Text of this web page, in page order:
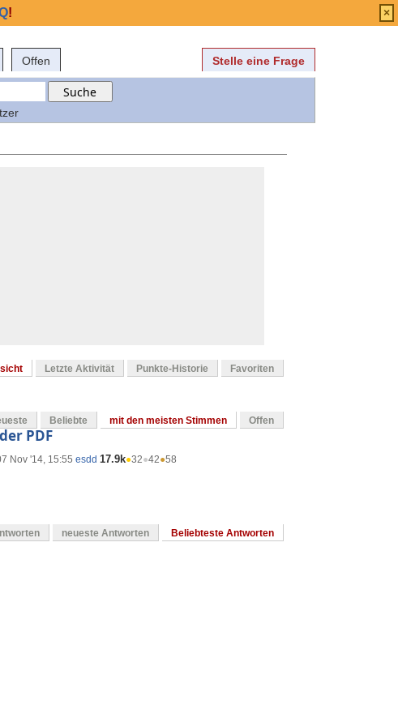
Offen Stelle eine Frage
Letzte Aktivität Punkte-Historie Favoriten
Beliebte mit den meisten Stimmen Offen
PDF
Nov '14, 15:55 esdd 17.9k●32●42●58
neueste Antworten Beliebteste Antworten
! ×